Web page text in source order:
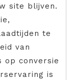
site blijven.
te
van
op conversie
is